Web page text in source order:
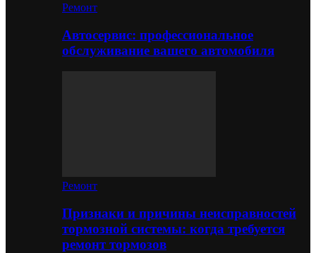
Ремонт
Автосервис: профессиональное
обслуживание вашего автомобиля
Ремонт
Признаки и причины неисправностей
тормозной системы: когда требуется
ремонт тормозов